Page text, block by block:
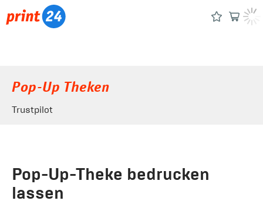
Pop-Up Theken
Trustpilot
Pop-Up-Theke bedrucken
lassen